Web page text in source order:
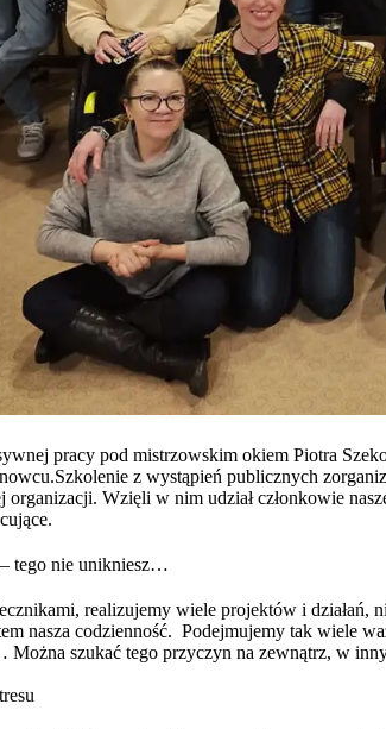
pracy pod mistrzowskim okiem Piotra
z wystąpień publicznych
organizacji. Wzięli w nim udział członkowie
tego nie unikniesz…
realizujemy wiele projektów i działań,
nasza codzienność. Podejmujemy tak wiele
szukać tego przyczyn na zewnątrz, w